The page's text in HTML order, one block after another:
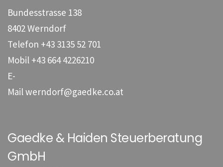
Bundesstrasse 138
8402 Werndorf
Telefon +43 3135 52 701
Mobil +43 664 4226210
E-
Mailwerndorf@gaedke.co.at
Gaedke & Haiden Steuerberatung
GmbH